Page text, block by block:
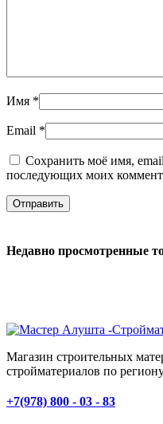
Имя *
Email *
Сохранить моё имя,
последующих моих
Недавно просмотренные
Магазин строительных
стройматериалов по
+7(978) 800 - 03 - 83